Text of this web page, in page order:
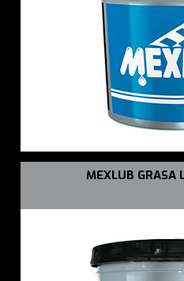
MEXLUB GRASA